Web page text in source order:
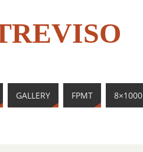
GALLERY FPMT 8×1000